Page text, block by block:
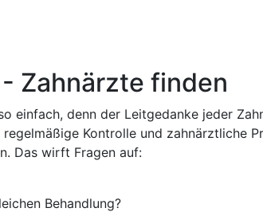
Zahnärzte finden
einfach, denn der Leitgedanke jeder
Kontrolle und zahnärztliche
Das wirft Fragen auf:
Behandlung?